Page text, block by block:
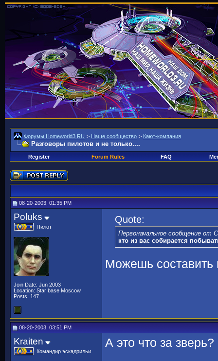
Форумы Homeworld3.RU > Наше сообщество > Кают-компания
Разговоры пилотов и не только....
Register Forum Rules FAQ
08-20-2003, 01:35 PM
Poluks
Пилот
Join Date: Jun 2003
Location: Star base Moscow
Posts: 147
Quote:
Первоначальное сообщение от
кто из вас собирается
Можешь составить
08-20-2003, 03:51 PM
Kraiten
Командир эскадрильи
А это что за